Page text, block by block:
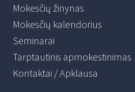
Mokesčių žinynas
Mokesčių kalendorius
Seminarai
Tarptautinis apmokestinimas
Kontaktai / Apklausa